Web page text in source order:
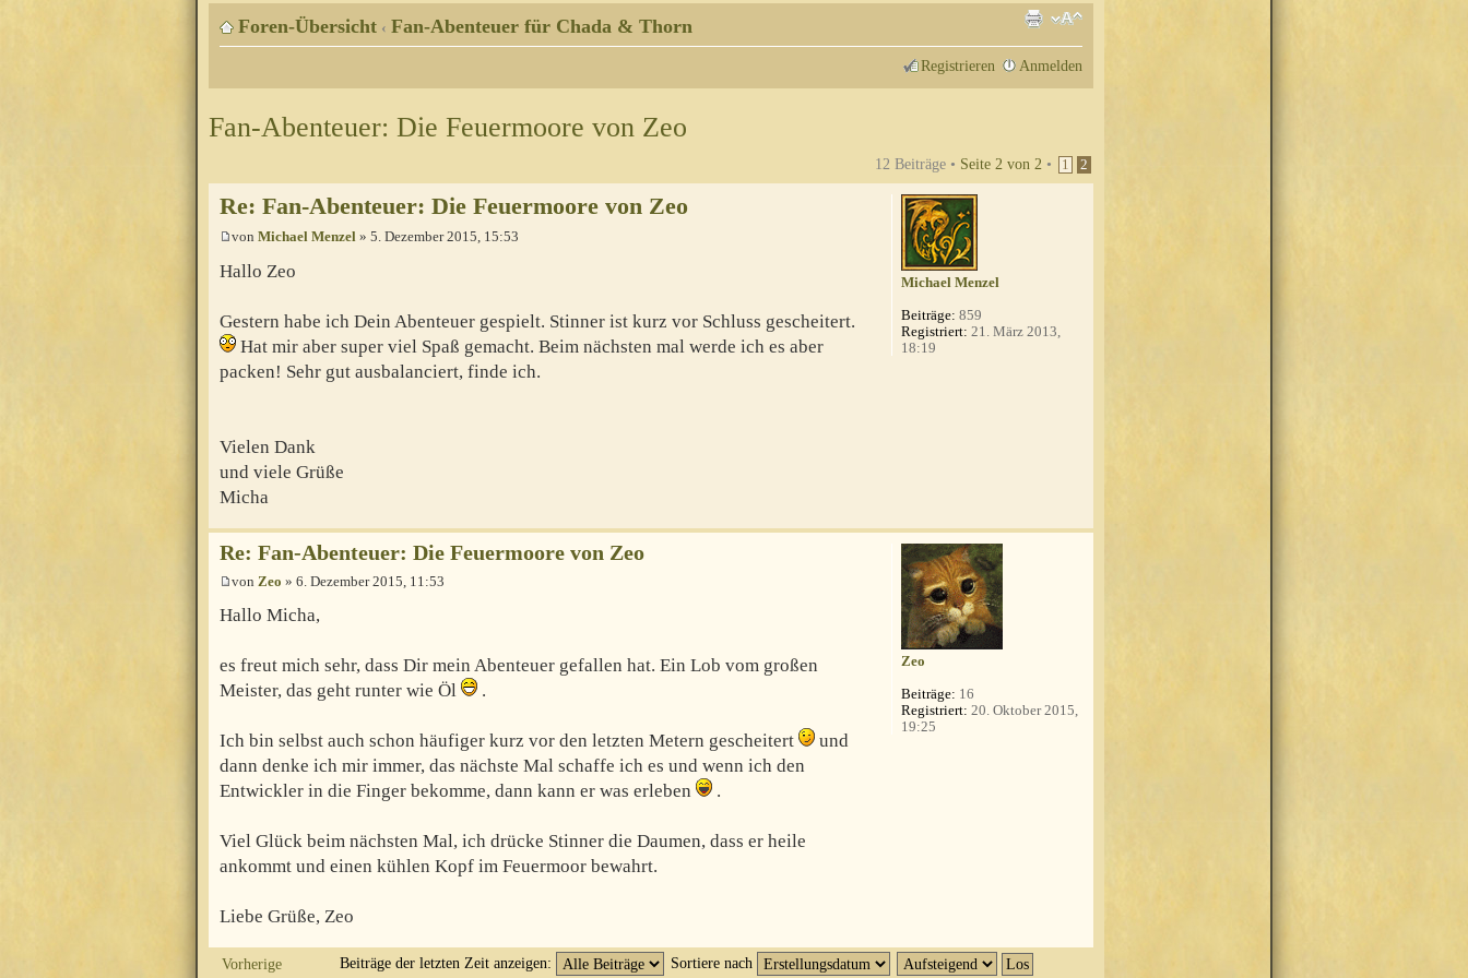
Foren-Übersicht ‹ Fan-Abenteuer für Chada & Thorn
Registrieren Anmelden
Fan-Abenteuer: Die Feuermoore von Zeo
12 Beiträge • Seite 2 von 2 • 1 2
Re: Fan-Abenteuer: Die Feuermoore von Zeo
von Michael Menzel » 5. Dezember 2015, 15:53
Hallo Zeo
Gestern habe ich Dein Abenteuer gespielt. Stinner ist kurz vor Schluss gescheitert.
Hat mir aber super viel Spaß gemacht. Beim nächsten mal werde ich es aber
packen! Sehr gut ausbalanciert, finde ich.
Vielen Dank
und viele Grüße
Micha
Michael Menzel
Beiträge: 859
Registriert: 21. März 2013,
18:19
Re: Fan-Abenteuer: Die Feuermoore von Zeo
von Zeo » 6. Dezember 2015, 11:53
Hallo Micha,
es freut mich sehr, dass Dir mein Abenteuer gefallen hat. Ein Lob vom großen
Meister, das geht runter wie Öl
.
Ich bin selbst auch schon häufiger kurz vor den letzten Metern gescheitert
und
dann denke ich mir immer, das nächste Mal schaffe ich es und wenn ich den
Entwickler in die Finger bekomme, dann kann er was erleben
.
Viel Glück beim nächsten Mal, ich drücke Stinner die Daumen, dass er heile
ankommt und einen kühlen Kopf im Feuermoor bewahrt.
Liebe Grüße, Zeo
Zeo
Beiträge: 16
Registriert: 20. Oktober 2015,
19:25
Vorherige Beiträge der letzten Zeit anzeigen: Sortiere nach